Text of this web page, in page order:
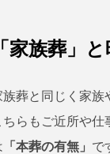
「家族葬」
族葬と同じく家族
ちらもご近所や
「本葬の有無」 で